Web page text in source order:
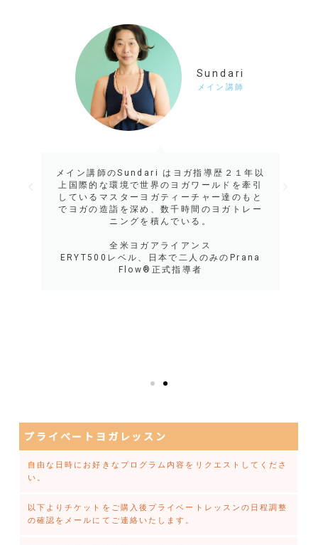
メイン講師のSundari はヨガ指導歴２１年以
上国際的な環境で世界のヨガワールドを牽引
しているマスターヨガティーチャー達のもと
でヨガの造詣を深め、数千時間のヨガトレー
ニングを積んでいる。
全米ヨガアライアンス
ERYT500レベル、日本で二人のみのPrana
Flow®正式指導者
Sundari
メイン講師
プライベートヨガレッスン
自由な日時にお好きなプログラム内容をリクエストしてくださ
い。
以下よりチケットをご購入後プライベートレッスンの日程調整
の確認をメールにてご連絡いたします。